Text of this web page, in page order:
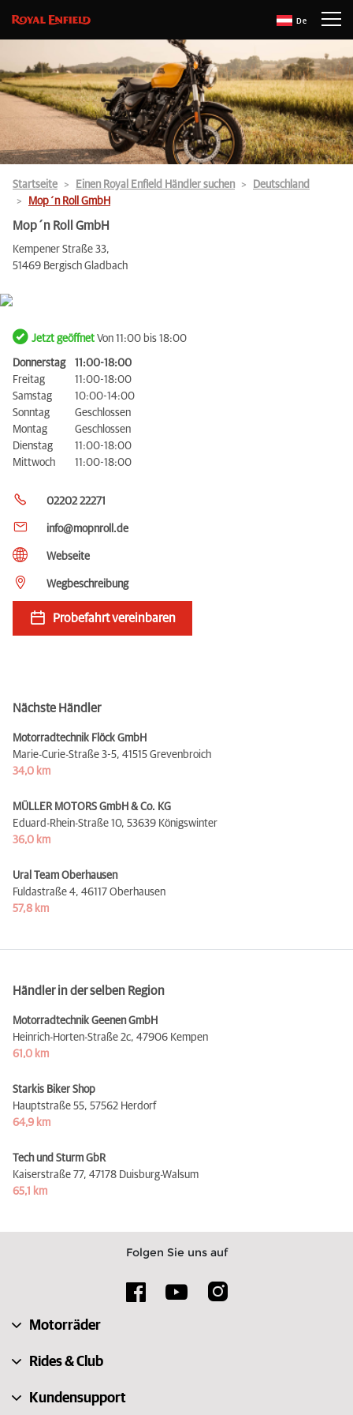
De
Startseite Einen Royal Enfield Händler suchen
Deutschland
Mop´n Roll GmbH
Mop´n Roll GmbH
Kempener Straße 33,
51469 Bergisch Gladbach
Jetzt geöffnet Von 11:00 bis 18:00
Donnerstag
11:00-18:00
Freitag
11:00-18:00
Samstag
10:00-14:00
Sonntag
Geschlossen
Montag
Geschlossen
Dienstag
11:00-18:00
Mittwoch
11:00-18:00
02202 22271
info@mopnroll.de
Webseite
Wegbeschreibung
Probefahrt vereinbaren
Nächste Händler
Motorradtechnik Flöck GmbH
Marie-Curie-Straße 3-5, 41515 Grevenbroich
34,0 km
MÜLLER MOTORS GmbH & Co. KG
Eduard-Rhein-Straße 10, 53639 Königswinter
36,0 km
Ural Team Oberhausen
Fuldastraße 4, 46117 Oberhausen
57,8 km
Händler in der selben Region
Motorradtechnik Geenen GmbH
Heinrich-Horten-Straße 2c, 47906 Kempen
61,0 km
Starkis Biker Shop
Hauptstraße 55, 57562 Herdorf
64,9 km
Tech und Sturm GbR
Kaiserstraße 77, 47178 Duisburg-Walsum
65,1 km
Folgen Sie uns auf
Motorräder
Rides & Club
Kundensupport